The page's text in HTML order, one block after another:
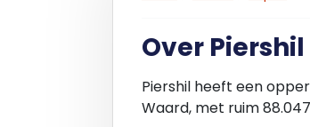
Zekerheidstelling:
deze 2 weken ná het
Aanvaarding: Per direct
Over Piershil
Piershil heeft een
Waard, met ruim